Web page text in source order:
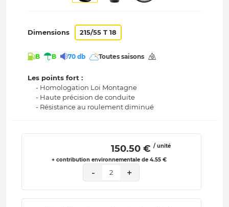
Dimensions 215/55 T 18
B B 70 db Toutes saisons
Les points fort :
- Homologation Loi Montagne
- Haute précision de conduite
- Résistance au roulement diminué
150.50 € / unité
+ contribution environnementale de 4.55 €
- 2 +